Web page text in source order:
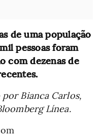
de uma população
pessoas foram
com dezenas de
Bianca Carlos,
Línea.